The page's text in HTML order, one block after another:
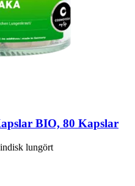
BIO, 80 Kapslar
lungört